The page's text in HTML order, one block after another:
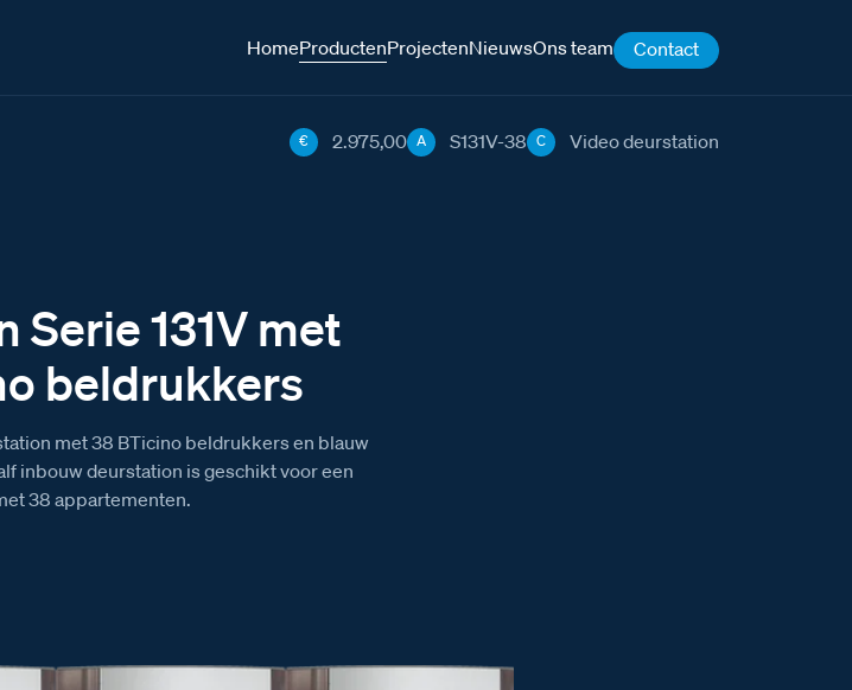
HomeProductenProjectenNieuwsOns team Contact
€ 2.975,00 A S131V-38 C Video deurstation
Serie 131V met
beldrukkers
met 38 BTicino beldrukkers en blauw
inbouw deurstation is geschikt voor een
38 appartementen.